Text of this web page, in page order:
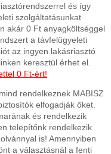
és így
szolgáltatásunkat
akár 0 Ft anyagköltséggel
a távfelügyeleti
az ingyen lakásriasztó
keresztül érhet el.
0 Ft-ért!
rendelkeznek MABISZ
elfogadják őket.
és rendelkezik
telepítőnk rendelkezik
is! Amennyiben
a választásnál a fenti